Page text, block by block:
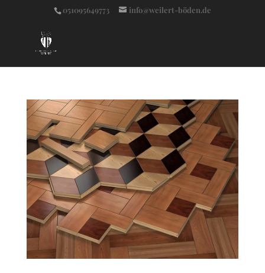
051095649773 info@weilert-böden.de